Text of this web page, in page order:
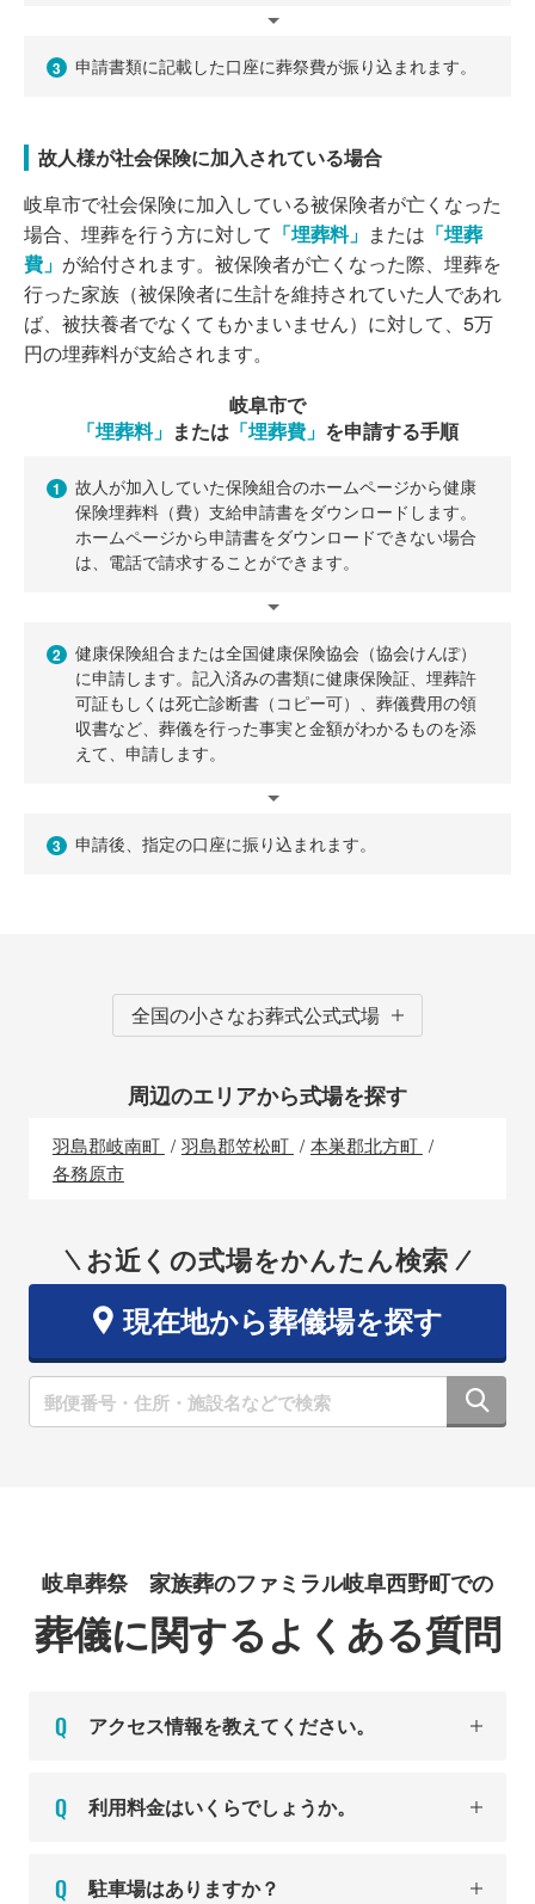
3 申請書類に記載した口座に葬祭費が振り込まれます。
故人様が社会保険に加入されている場合
岐阜市で社会保険に加入している被保険者が亡くなった
場合、埋葬を行う方に対して 「埋葬料」 または 「埋葬
費」 が給付されます。被保険者が亡くなった際、埋葬を
行った家族（被保険者に生計を維持されていた人であれ
ば、被扶養者でなくてもかまいません）に対して、5万
円の埋葬料が支給されます。
岐阜市で
「埋葬料」 または 「埋葬費」 を申請する手順
1
故人が加入していた保険組合のホームページから健康
保険埋葬料（費）支給申請書をダウンロードします。
ホームページから申請書をダウンロードできない場合
は、電話で請求することができます。
2
健康保険組合または全国健康保険協会（協会けんぽ）
に申請します。記入済みの書類に健康保険証、埋葬許
可証もしくは死亡診断書（コピー可）、葬儀費用の領
収書など、葬儀を行った事実と金額がわかるものを添
えて、申請します。
3 申請後、指定の口座に振り込まれます。
全国の小さなお葬式公式式場
周辺のエリアから式場を探す
羽島郡岐南町 羽島郡笠松町
本巣郡北方町
各務原市
お近くの式場をかんたん検索
現在地から葬儀場を探す
岐阜葬祭 家族葬のファミラル岐阜西野町での
葬儀に関するよくある質問
アクセス情報を教えてください。
利用料金はいくらでしょうか。
駐車場はありますか？